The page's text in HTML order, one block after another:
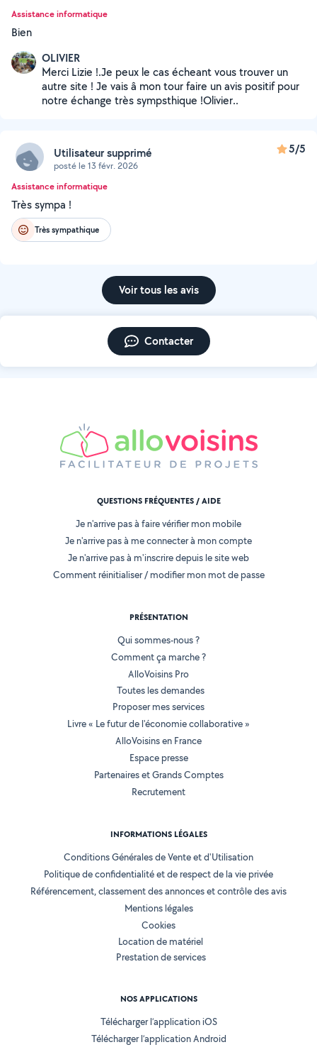
Assistance informatique
Bien
OLIVIER
Merci Lizie !.Je peux le cas écheant vous trouver un
autre site ! Je vais â mon tour faire un avis positif pour
notre échange très sympsthique !Olivier..
Utilisateur supprimé
posté le 13 févr. 2026
5/5
Assistance informatique
Très sympa !
Très sympathique
Voir tous les avis
Contacter
QUESTIONS FRÉQUENTES / AIDE
Je n'arrive pas à faire vérifier mon mobile
Je n'arrive pas à me connecter à mon compte
Je n'arrive pas à m'inscrire depuis le site web
Comment réinitialiser / modifier mon mot de passe
PRÉSENTATION
Qui sommes-nous ?
Comment ça marche ?
AlloVoisins Pro
Toutes les demandes
Proposer mes services
Livre « Le futur de l'économie collaborative »
AlloVoisins en France
Espace presse
Partenaires et Grands Comptes
Recrutement
INFORMATIONS LÉGALES
Conditions Générales de Vente et d'Utilisation
Politique de confidentialité et de respect de la vie privée
Référencement, classement des annonces et contrôle des avis
Mentions légales
Cookies
Location de matériel
Prestation de services
NOS APPLICATIONS
Télécharger l’application iOS
Télécharger l’application Android